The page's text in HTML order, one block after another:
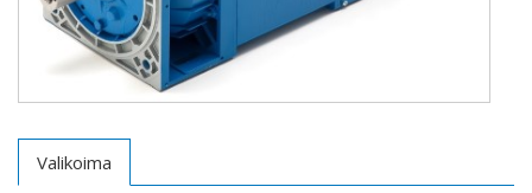
Valikoima